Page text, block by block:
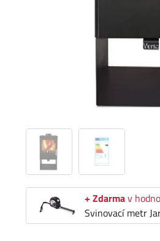
+ Zdarmav
Svinovací metr